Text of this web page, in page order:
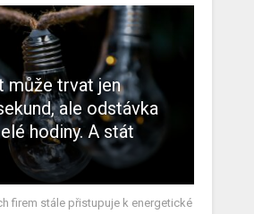
může trvat jen
ale odstávka
hodiny. A stát
firem stále přistupuje k energetické